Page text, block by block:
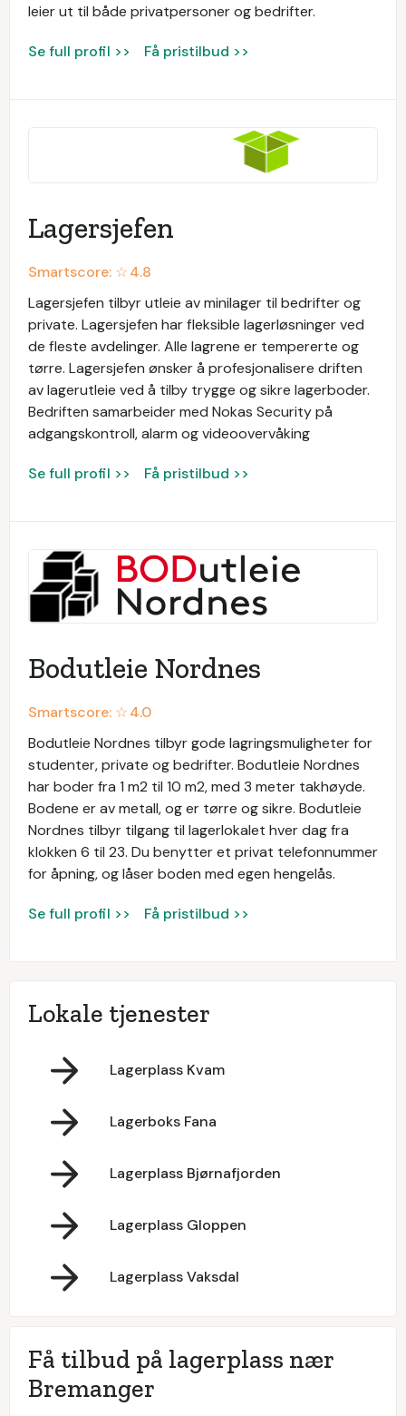
leier ut til både privatpersoner og bedrifter.
Se full profil >> Få pristilbud >>
Lagersjefen
Smartscore: ☆4.8
Lagersjefen tilbyr utleie av minilager til bedrifter og
private. Lagersjefen har fleksible lagerløsninger ved
de fleste avdelinger. Alle lagrene er tempererte og
tørre. Lagersjefen ønsker å profesjonalisere driften
av lagerutleie ved å tilby trygge og sikre lagerboder.
Bedriften samarbeider med Nokas Security på
adgangskontroll, alarm og videoovervåking
Se full profil >> Få pristilbud >>
Bodutleie Nordnes
Smartscore: ☆4.0
Bodutleie Nordnes tilbyr gode lagringsmuligheter for
studenter, private og bedrifter. Bodutleie Nordnes
har boder fra 1 m2 til 10 m2, med 3 meter takhøyde.
Bodene er av metall, og er tørre og sikre. Bodutleie
Nordnes tilbyr tilgang til lagerlokalet hver dag fra
klokken 6 til 23. Du benytter et privat telefonnummer
for åpning, og låser boden med egen hengelås.
Se full profil >> Få pristilbud >>
Lokale tjenester
Lagerplass Kvam
Lagerboks Fana
Lagerplass Bjørnafjorden
Lagerplass Gloppen
Lagerplass Vaksdal
Få tilbud på lagerplass nær
Bremanger